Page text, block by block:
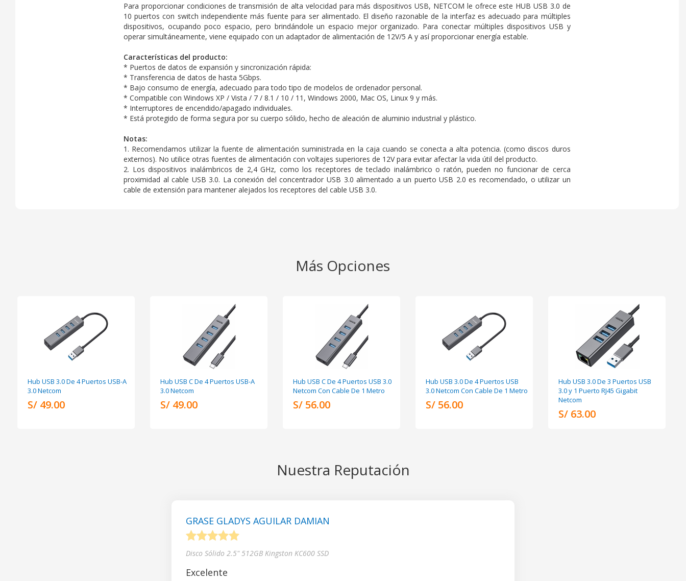
Para proporcionar condiciones de transmisión de alta velocidad para más dispositivos USB, NETCOM le ofrece este HUB USB 3.0 de
10 puertos con switch independiente más fuente para ser alimentado. El diseño razonable de la interfaz es adecuado para múltiples
dispositivos, ocupando poco espacio, pero brindándole un espacio mejor organizado. Para conectar múltiples dispositivos USB y
operar simultáneamente, viene equipado con un adaptador de alimentación de 12V/5 A y así proporcionar energía estable.
Características del producto:
* Puertos de datos de expansión y sincronización rápida:
* Transferencia de datos de hasta 5Gbps.
* Bajo consumo de energía, adecuado para todo tipo de modelos de ordenador personal.
* Compatible con Windows XP / Vista / 7 / 8.1 / 10 / 11, Windows 2000, Mac OS, Linux 9 y más.
* Interruptores de encendido/apagado individuales.
* Está protegido de forma segura por su cuerpo sólido, hecho de aleación de aluminio industrial y plástico.
Notas:
1. Recomendamos utilizar la fuente de alimentación suministrada en la caja cuando se conecta a alta potencia. (como discos duros
externos). No utilice otras fuentes de alimentación con voltajes superiores de 12V para evitar afectar la vida útil del producto.
2. Los dispositivos inalámbricos de 2,4 GHz, como los receptores de teclado inalámbrico o ratón, pueden no funcionar de cerca
proximidad al cable USB 3.0. La conexión del concentrador USB 3.0 alimentado a un puerto USB 2.0 es recomendado, o utilizar un
cable de extensión para mantener alejados los receptores del cable USB 3.0.
Más Opciones
Hub USB 3.0 De 4 Puertos USB-A
3.0 Netcom
S/ 49.00
Hub USB C De 4 Puertos USB-A
3.0 Netcom
S/ 49.00
Hub USB C De 4 Puertos USB 3.0
Netcom Con Cable De 1 Metro
S/ 56.00
Hub USB 3.0 De 4 Puertos USB
3.0 Netcom Con Cable De 1 Metro
S/ 56.00
Hub USB 3.0 De 3 Puertos USB
3.0 y 1 Puerto RJ45 Gigabit
Netcom
S/ 63.00
Nuestra Reputación
GRASE GLADYS AGUILAR DAMIAN
Disco Sólido 2.5" 512GB Kingston KC600 SSD
Excelente